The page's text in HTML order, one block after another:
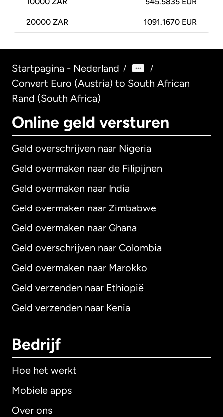
10000 ZAR 545.5835 EUR
20000 ZAR 1091.1670 EUR
Startpagina - Nederland / /
Convert Euro (Austria) to South African
Rand (South Africa)
Online geld versturen
Geld overschrijven naar Nigeria
Geld overmaken naar de Filipijnen
Geld overmaken naar India
Geld overmaken naar Zimbabwe
Geld overmaken naar Ghana
Geld overschrijven naar Colombia
Geld overmaken naar Marokko
Geld verzenden naar Ethiopië
Geld verzenden naar Kenia
Bedrijf
Hoe het werkt
Mobiele apps
Over ons